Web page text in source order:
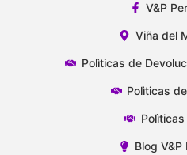
V&P
Viña del
Polìticas de
Polìticas
Blog